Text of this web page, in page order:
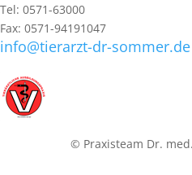
Tel: 0571-63000
Fax: 0571-94191047
info@tierarzt-dr-sommer.de
© Praxisteam Dr.